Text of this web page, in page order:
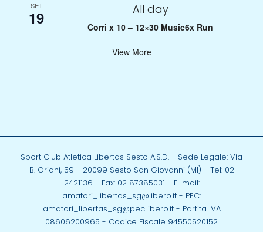
SET
19 All day
Corri x 10 – 12×30 Music6x Run
View More
Sport Club Atletica Libertas Sesto A.S.D. - Sede Legale: Via
B. Oriani, 59 - 20099 Sesto San Giovanni (MI) - Tel: 02
2421136 - Fax: 02 87385031 - E-mail:
amatori_libertas_sg@libero.it - PEC:
amatori_libertas_sg@pec.libero.it - Partita IVA
08606200965 - Codice Fiscale 94550520152